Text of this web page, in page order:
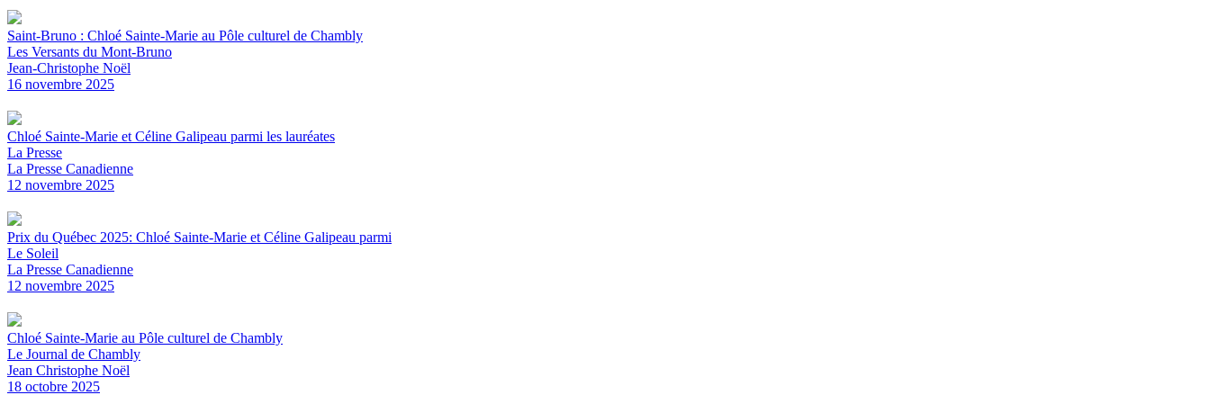
Saint-Bruno : Chloé Sainte-Marie au Pôle culturel de Chambly
Les Versants du Mont-Bruno
Jean-Christophe Noël
16 novembre 2025
Chloé Sainte-Marie et Céline Galipeau parmi les lauréates
La Presse
La Presse Canadienne
12 novembre 2025
Prix du Québec 2025: Chloé Sainte-Marie et Céline Galipeau parmi
Le Soleil
La Presse Canadienne
12 novembre 2025
Chloé Sainte-Marie au Pôle culturel de Chambly
Le Journal de Chambly
Jean Christophe Noël
18 octobre 2025